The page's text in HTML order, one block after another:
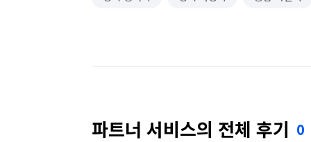
파트너 서비스의 전체 후기 0